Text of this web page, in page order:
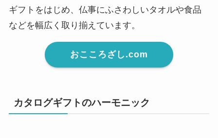
ギフトをはじめ、仏事にふさわしいタオルや食品
などを幅広く取り揃えています。
おこころざし.com
カタログギフトのハーモニック